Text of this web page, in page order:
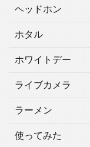
ヘッドホン
ホタル
ホワイトデー
ライブカメラ
ラーメン
使ってみた